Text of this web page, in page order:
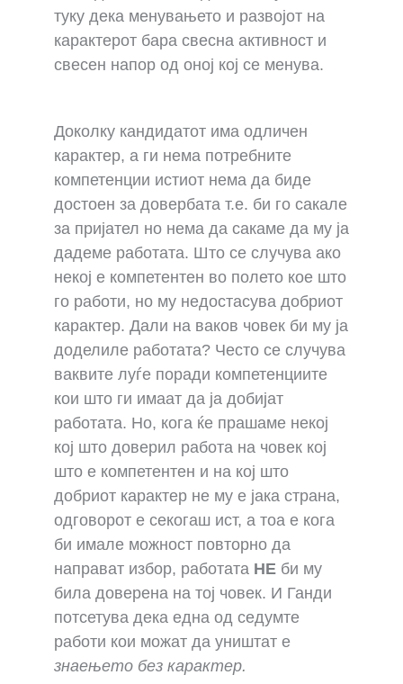
туку дека менувањето и развојот на
карактерот бара свесна активност и
свесен напор од оној кој се менува.
Доколку кандидатот има одличен
карактер, а ги нема потребните
компетенции истиот нема да биде
достоен за довербата т.е. би го сакале
за пријател но нема да сакаме да му ја
дадеме работата. Што се случува ако
некој е компетентен во полето кое што
го работи, но му недостасува добриот
карактер. Дали на ваков човек би му ја
доделиле работата? Често се случува
ваквите луѓе поради компетенциите
кои што ги имаат да ја добијат
работата. Но, кога ќе прашаме некој
кој што доверил работа на човек кој
што е компетентен и на кој што
добриот карактер не му е јака страна,
одговорот е секогаш ист, а тоа е кога
би имале можност повторно да
направат избор, работата НЕ би му
била доверена на тој човек. И Ганди
потсетува дека една од седумте
работи кои можат да уништат е
знаењето без карактер.